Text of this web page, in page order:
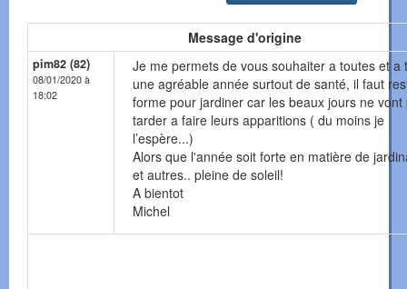
Message d'origine
pim82 (82)
08/01/2020 à
18:02
Je me permets de vous souhaiter a toutes et a
une agréable année surtout de santé, il faut
forme pour jardiner car les beaux jours ne vont
tarder a faire leurs apparitions ( du moins je
l’espère...)
Alors que l'année soit forte en matière de
et autres.. pleine de soleil!
A bientot
Michel